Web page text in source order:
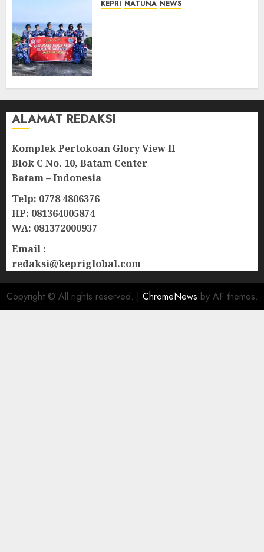
KEPRI NATUNA NEWS
07/08/2026 0
ALAMAT REDAKSI
Komplek Pertokoan Glory View II
Blok C No. 10, Batam Center
Batam – Indonesia
Telp: 0778 4806376
HP: 081364005874
WA: 081372000937
Email :
redaksi@kepriglobal.com
Copyright © All rights reserved. | ChromeNews by AF themes.